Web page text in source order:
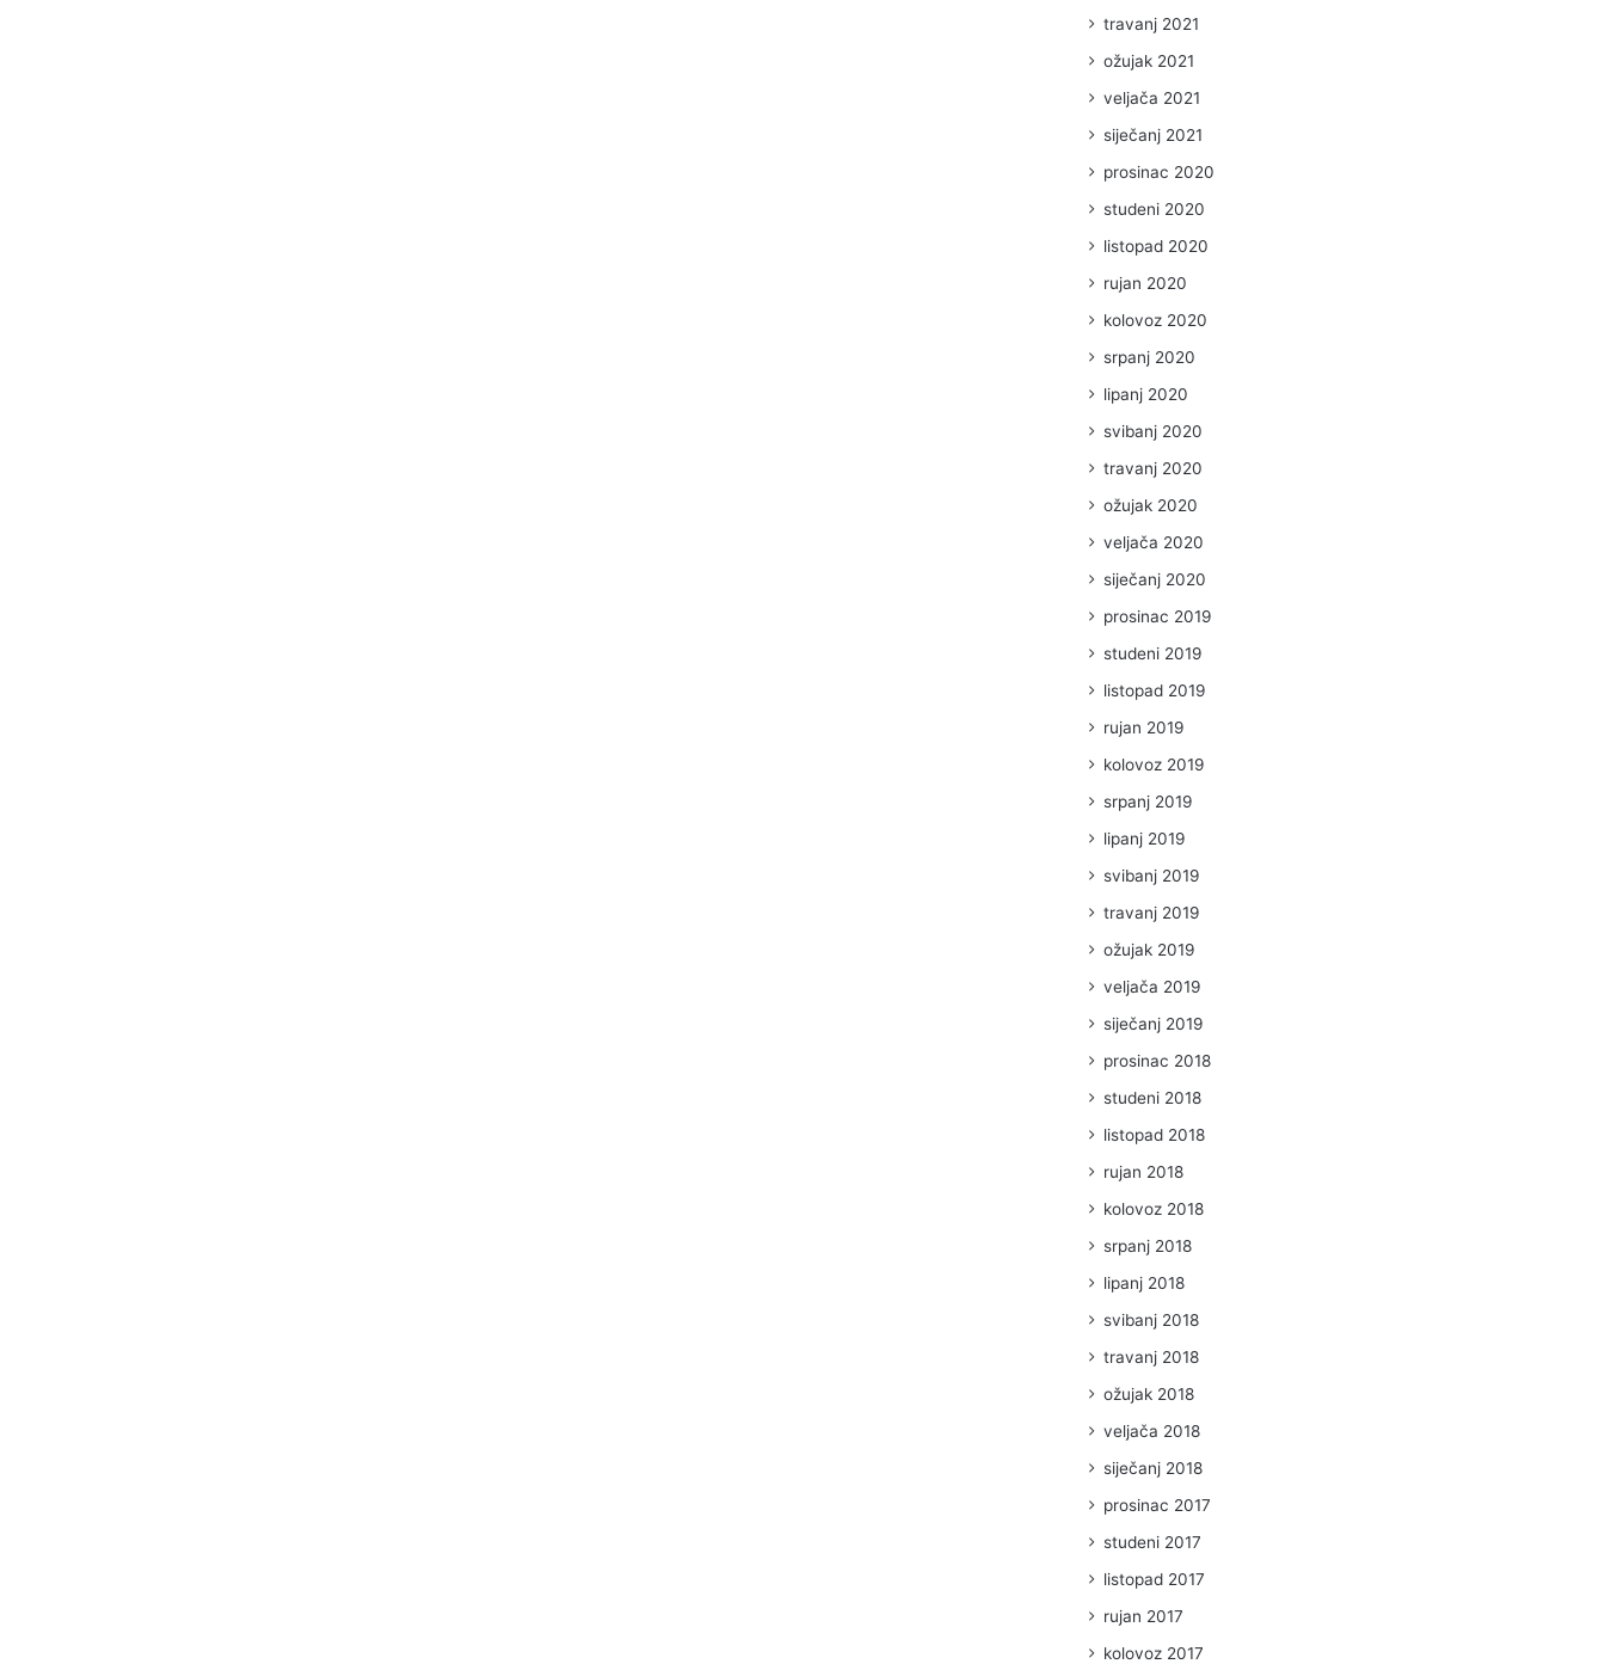
travanj 2021
ožujak 2021
veljača 2021
siječanj 2021
prosinac 2020
studeni 2020
listopad 2020
rujan 2020
kolovoz 2020
srpanj 2020
lipanj 2020
svibanj 2020
travanj 2020
ožujak 2020
veljača 2020
siječanj 2020
prosinac 2019
studeni 2019
listopad 2019
rujan 2019
kolovoz 2019
srpanj 2019
lipanj 2019
svibanj 2019
travanj 2019
ožujak 2019
veljača 2019
siječanj 2019
prosinac 2018
studeni 2018
listopad 2018
rujan 2018
kolovoz 2018
srpanj 2018
lipanj 2018
svibanj 2018
travanj 2018
ožujak 2018
veljača 2018
siječanj 2018
prosinac 2017
studeni 2017
listopad 2017
rujan 2017
kolovoz 2017